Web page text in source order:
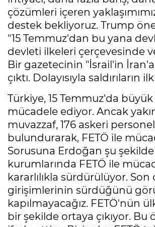
çözümleri içeren
destek bekliyoruz. Trump
"15 Temmuz'dan bu yana
devleti ilkeleri çerçevesinde
Bir gazetecinin "İsrail'in
çıktı. Dolayısıyla
Türkiye, 15 Temmuz'da
mücadele ediyor. Ancak
muvazzaf, 176 askeri
bulundurarak, FETÖ ile
Sorusuna Erdoğan şu
kurumlarında FETÖ ile
kararlılıkla sürdürülüyor.
girişimlerinin sürdüğünü
kapılmayacağız. FETÖ'nün
bir şekilde ortaya çıkıyor.